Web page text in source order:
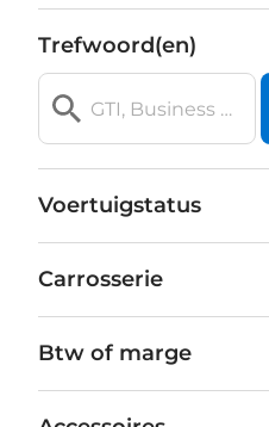
Trefwoord(en)
Voertuigstatus
Carrosserie
Btw of marge